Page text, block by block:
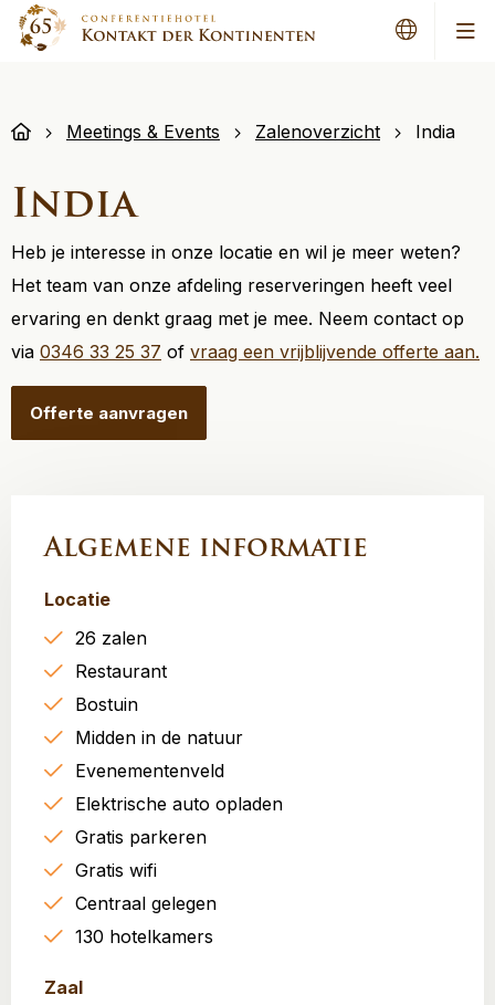
Meetings & Events Zalenoverzicht India
India
Heb je interesse in onze locatie en wil je meer weten?
Het team van onze afdeling reserveringen heeft veel
ervaring en denkt graag met je mee. Neem contact op
via 0346 33 25 37 of vraag een vrijblijvende offerte aan.
Offerte aanvragen
Algemene informatie
Locatie
26 zalen
Restaurant
Bostuin
Midden in de natuur
Evenementenveld
Elektrische auto opladen
Gratis parkeren
Gratis wifi
Centraal gelegen
130 hotelkamers
Zaal